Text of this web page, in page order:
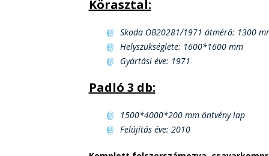
Körasztal:
Skoda OB20281/1971 átmérő: 1300
Helyszükséglete: 1600*1600 mm
Gyártási éve: 1971
Padló 3 db:
1500*4000*200 mm öntvény lap
Felújítás éve: 2010